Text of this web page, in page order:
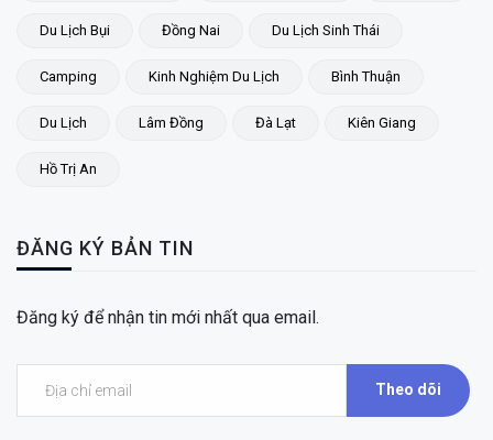
Du Lịch Bụi Đồng Nai Du Lịch Sinh Thái
Camping Kinh Nghiệm Du Lịch Bình Thuận
Du Lịch Lâm Đồng Đà Lạt Kiên Giang
Hồ Trị An
ĐĂNG KÝ BẢN TIN
Đăng ký để nhận tin mới nhất qua email.
Theo dõi